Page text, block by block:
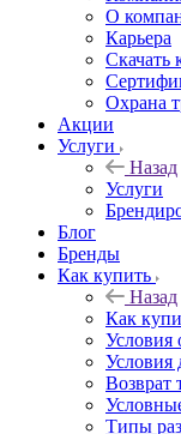
О
Карьера
Cкачать
Охрана
Акции
Услуги
Назад
Услуги
Блог
Бренды
Как купить
Назад
Как
Условия
Условия
Возврат
Типы